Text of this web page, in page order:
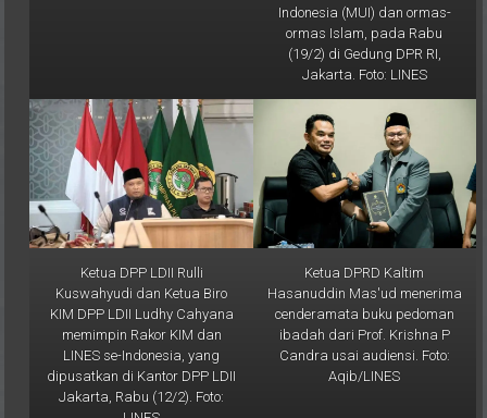
ormas Islam, pada Rabu
(19/2) di Gedung DPR RI,
Jakarta. Foto: LINES
Ketua DPP LDII Rulli
Kuswahyudi dan Ketua Biro
KIM DPP LDII Ludhy Cahyana
memimpin Rakor KIM dan
LINES se-Indonesia, yang
dipusatkan di Kantor DPP LDII
Jakarta, Rabu (12/2). Foto:
LINES
Ketua DPRD Kaltim
Hasanuddin Mas'ud menerima
cenderamata buku pedoman
ibadah dari Prof. Krishna P
Candra usai audiensi. Foto:
Aqib/LINES